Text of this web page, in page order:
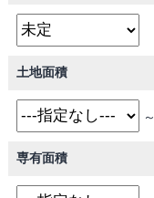
土地面積
～
専有面積